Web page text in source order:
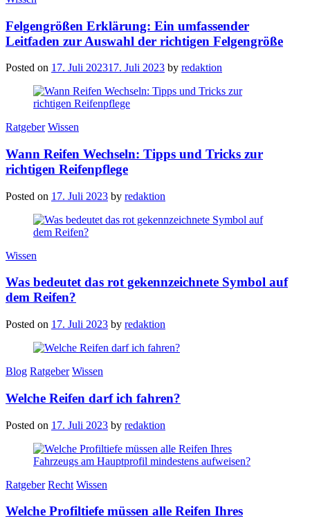
Felgengrößen Erklärung: Ein umfassender
Leitfaden zur Auswahl der richtigen Felgengröße
Posted on 17. Juli 202317. Juli 2023 by redaktion
Categories
Ratgeber Wissen
Wann Reifen Wechseln: Tipps und Tricks zur
richtigen Reifenpflege
Posted on 17. Juli 2023 by redaktion
Categories
Wissen
Was bedeutet das rot gekennzeichnete Symbol auf
dem Reifen?
Posted on 17. Juli 2023 by redaktion
Categories
Blog Ratgeber Wissen
Welche Reifen darf ich fahren?
Posted on 17. Juli 2023 by redaktion
Categories
Ratgeber Recht Wissen
Welche Profiltiefe müssen alle Reifen Ihres